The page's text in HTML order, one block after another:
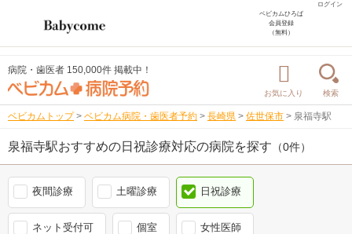
ログイン
ベビカムひろば
会員登録
（無料）
病院・歯医者 150,000件 掲載中！
お気に入り 検索
ベビカムトップ > ベビカム病院・歯医者予約 > 長崎県 > 佐世保市 > 泉福寺駅
泉福寺駅おすすめの日祝診療対応の病院を探す （0件）
夜間診療 土曜診療 日祝診療
ネット受付可 個室 女性医師